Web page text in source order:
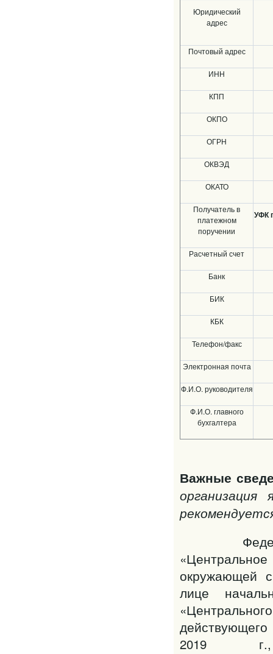
Юридический
адрес
Почтовый адрес
ИНН
КПП
ОКПО
ОГРН
ОКВЭД
ОКАТО
Получатель в
платежном
поручении
УФК
Расчетный счет
Банк
БИК
КБК
Телефон/факс
Электронная почта
Ф.И.О. руководителя
Ф.И.О. главного
бухгалтера
Важные
окружающей
лице
2019